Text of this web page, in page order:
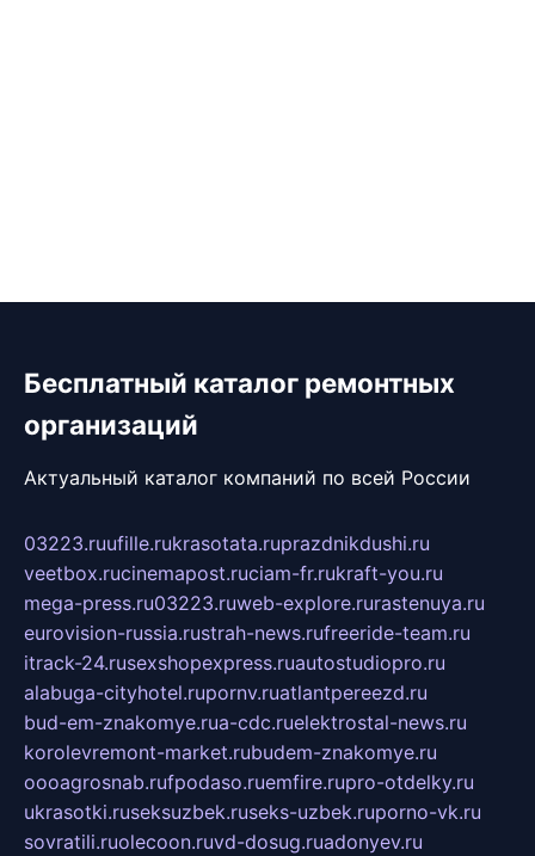
Бесплатный каталог ремонтных
организаций
Актуальный каталог компаний по всей России
03223.ruufille.rukrasotata.ruprazdnikdushi.ru
veetbox.rucinemapost.ruciam-fr.rukraft-you.ru
mega-press.ru03223.ruweb-explore.rurastenuya.ru
eurovision-russia.rustrah-news.rufreeride-team.ru
itrack-24.rusexshopexpress.ruautostudiopro.ru
alabuga-cityhotel.rupornv.ruatlantpereezd.ru
bud-em-znakomye.rua-cdc.ruelektrostal-news.ru
korolevremont-market.rubudem-znakomye.ru
oooagrosnab.rufpodaso.ruemfire.rupro-otdelky.ru
ukrasotki.ruseksuzbek.ruseks-uzbek.ruporno-vk.ru
sovratili.ruolecoon.ruvd-dosug.ruadonyev.ru